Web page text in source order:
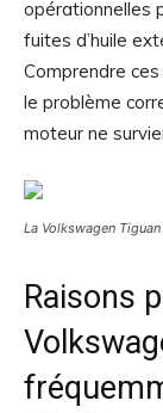
opérationnelles
fuites d’huile
Comprendre
le problème
moteur ne
La Volkswagen
Raisons